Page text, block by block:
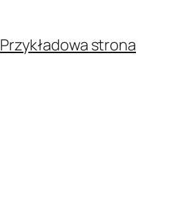
Przykładowa strona